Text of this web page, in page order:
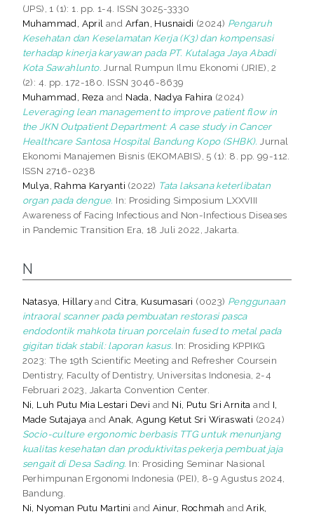
(JPS), 1 (1): 1. pp. 1-4. ISSN 3025-3330
Muhammad, April and Arfan, Husnaidi (2024) Pengaruh
Kesehatan dan Keselamatan Kerja (K3) dan kompensasi
terhadap kinerja karyawan pada PT. Kutalaga Jaya Abadi
Kota Sawahlunto. Jurnal Rumpun Ilmu Ekonomi (JRIE), 2
(2): 4. pp. 172-180. ISSN 3046-8639
Muhammad, Reza and Nada, Nadya Fahira (2024)
Leveraging lean management to improve patient flow in
the JKN Outpatient Department: A case study in Cancer
Healthcare Santosa Hospital Bandung Kopo (SHBK). Jurnal
Ekonomi Manajemen Bisnis (EKOMABIS), 5 (1): 8. pp. 99-112.
ISSN 2716-0238
Mulya, Rahma Karyanti (2022) Tata laksana keterlibatan
organ pada dengue. In: Prosiding Simposium LXXVIII
Awareness of Facing Infectious and Non-Infectious Diseases
in Pandemic Transition Era, 18 Juli 2022, Jakarta.
N
Natasya, Hillaryand Citra, Kusumasari (0023) Penggunaan
intraoral scanner pada pembuatan restorasi pasca
endodontik mahkota tiruan porcelain fused to metal pada
gigitan tidak stabil: laporan kasus. In: Prosiding KPPIKG
2023: The 19th Scientific Meeting and Refresher Coursein
Dentistry, Faculty of Dentistry, Universitas Indonesia, 2-4
Februari 2023, Jakarta Convention Center.
Ni, Luh Putu Mia Lestari Devi and Ni, Putu Sri Arnita and I,
Made Sutajaya and Anak, Agung Ketut Sri Wiraswati (2024)
Socio-culture ergonomic berbasis TTG untuk menunjang
kualitas kesehatan dan produktivitas pekerja pembuat jaja
sengait di Desa Sading. In: Prosiding Seminar Nasional
Perhimpunan Ergonomi Indonesia (PEI), 8-9 Agustus 2024,
Bandung.
Ni, Nyoman Putu Martini and Ainur, Rochmah andArik,